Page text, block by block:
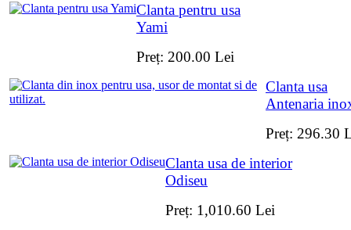
Clanta pentru usa
Yami
Preț: 200.00 Lei
Clanta usa
Antenaria
Preț: 296.30
Clanta usa de interior
Odiseu
Preț: 1,010.60 Lei